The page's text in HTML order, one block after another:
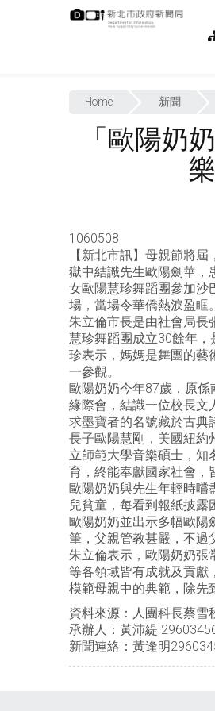
Home 新聞
「歐陽奶
1060508
【新北市訊】母親節將
獄中結識先生歐陽劍華，
女歐陽慧珍舞蹈團參加沙
場，當場令華僑熱淚盈眶
朱立倫市長是由社會局長
慧珍舞蹈團成立30餘年
珍表示，媽媽是舞團的藝
一參觀。
歐陽奶奶今年87歲，原
緣際會，結識一位校長文
求墨寶者的名號藏於古典
長子歐陽慧剛，美國紐約
立師範大學音樂碩士，知
育，終能奉獻國家社會，
歐陽奶奶與先生年輕時嚐
兒貧童，每看到報紙披露
歐陽奶奶並出示多幅歐陽
筆，父親管教甚嚴，不過
朱立倫表示，歐陽奶奶張
等各領域皆有成就及貢獻
模範母親中的典範，除先
資料來源：人團科長蔡雪
承辦人：黃沛緹
新聞連絡：黃逢明